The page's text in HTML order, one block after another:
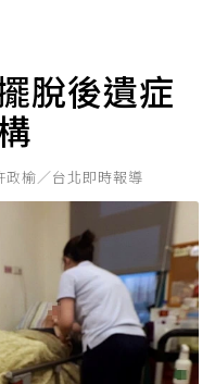
脫後遺症
榆／台北即時報導